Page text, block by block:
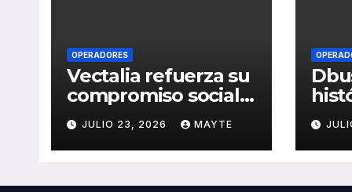
OPERADORES
Vectalia refuerza su
compromiso social y
medioambiental
con la publicación
de su Memoria de
JULIO 23, 2026 MAYTE
del